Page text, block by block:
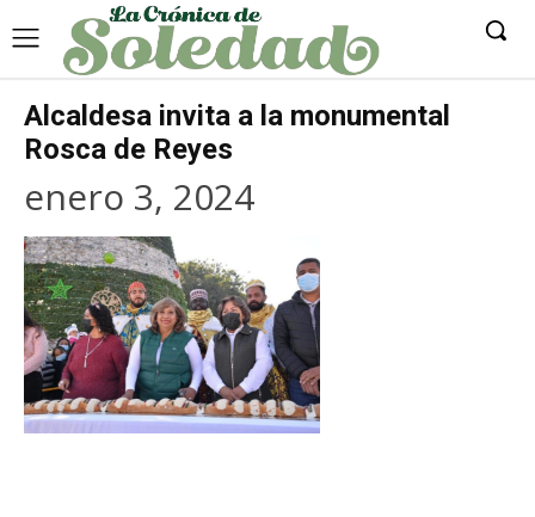
Alcaldesa invita a la monumental
Rosca de Reyes
enero 3, 2024